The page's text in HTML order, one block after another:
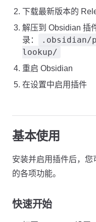
下载最新版本的
解压到 Obsidian 插
录：
.obsidian/
lookup/
重启 Obsidian
在设置中启用插件
基本使用
安装并启用插件后，
的各项功能。
快速开始